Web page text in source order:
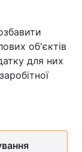
об'єктів
для них